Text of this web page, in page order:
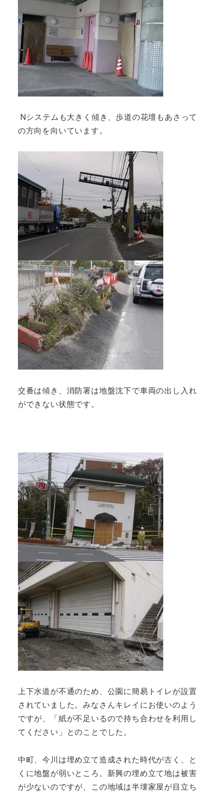
Nシステムも大きく傾き、歩道の花壇もあさって
の方向を向いています。
交番は傾き、消防署は地盤沈下で車両の出し入れ
ができない状態です。
上下水道が不通のため、公園に簡易トイレが設置
されていました。みなさんキレイにお使いのよう
ですが、「紙が不足いるので持ち合わせを利用し
てください」とのことでした。
中町、今川は埋め立て造成された時代が古く、と
くに地盤が弱いところ。新興の埋め立て地は被害
が少ないのですが、この地域は半壊家屋が目立ち